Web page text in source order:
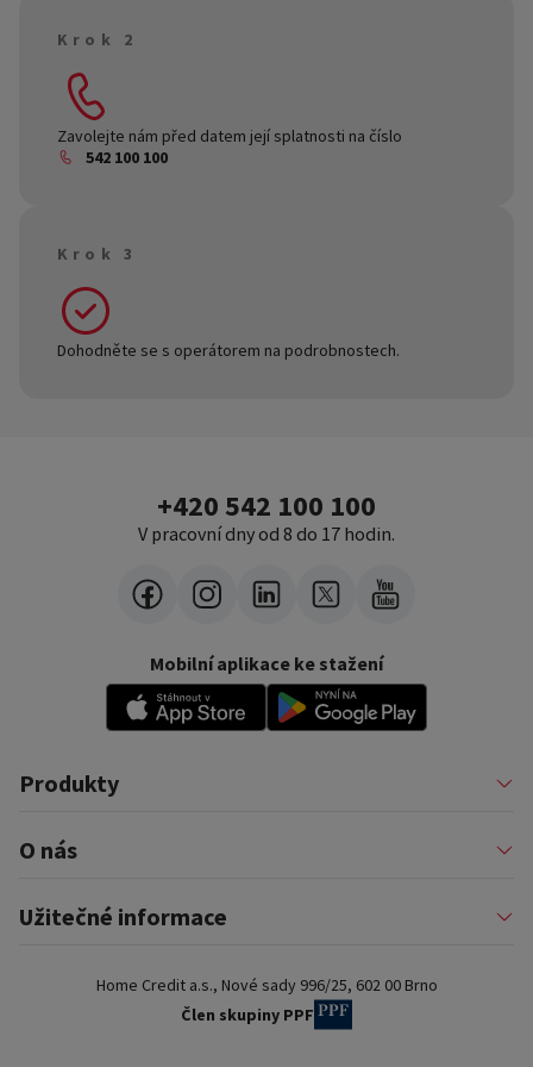
Krok 2
Zavolejte nám před datem její splatnosti na číslo
542 100 100
Krok 3
Dohodněte se s operátorem na podrobnostech.
+420 542 100 100
V pracovní dny od 8 do 17 hodin.
Mobilní aplikace ke stažení
Produkty
Půjčky
Financování podnikatelů
Nákupy na splátky
Financování auta
O nás
Profil firmy
Pomáháme
Užitečné informace
Poradna a nejčastější dotazy
Dokumenty ke stažení
Home Credit a.s., Nové sady 996/25, 602 00 Brno
Člen skupiny PPF